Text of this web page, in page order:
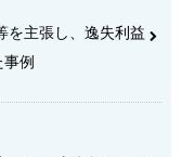
を主張し、逸失利益
例